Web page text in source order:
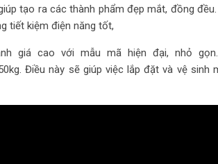
tạo ra các thành phẩm đẹp mắt, đồng
tiết kiệm điện năng tốt,
giá cao với mẫu mã hiện đại, nhỏ
Điều này sẽ giúp việc lắp đặt và vệ sinh